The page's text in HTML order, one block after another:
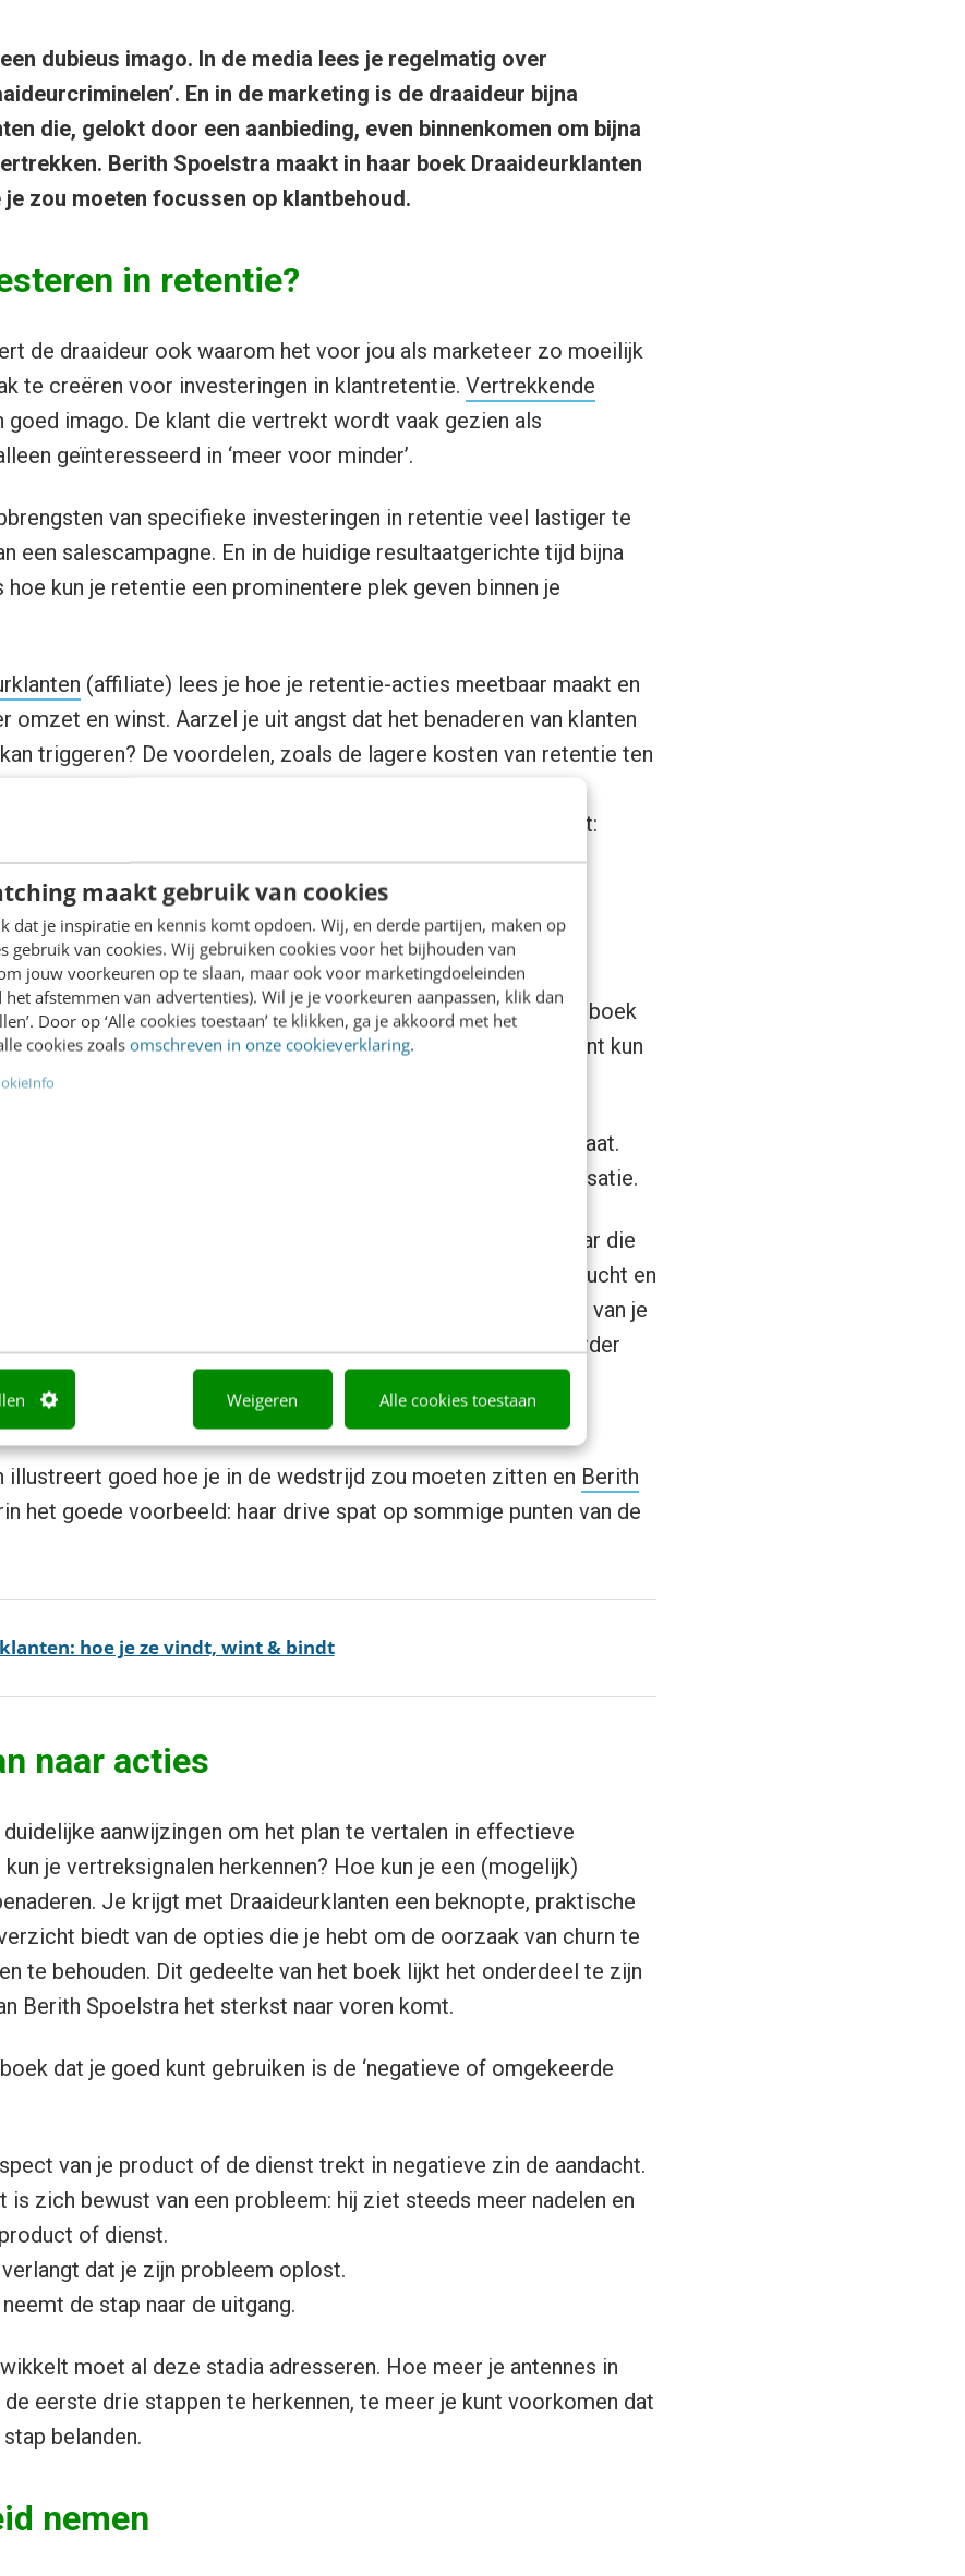
maakt gebruik van cookies
dat je inspiratie en kennis komt opdoen. Wij, en derde partijen, maken op
gebruik van cookies. Wij gebruiken cookies voor het bijhouden van
jouw voorkeuren op te slaan, maar ook voor marketingdoeleinden
afstemmen van advertenties). Wil je je voorkeuren aanpassen, klik dan
Door op ‘Alle cookies toestaan’ te klikken, ga je akkoord met het
cookies zoals omschreven in onze cookieverklaring.
Weigeren Alle cookies toestaan
dubieus imago. In de media lees je regelmatig over
En in de marketing is de draaideur bijna
die, gelokt door een aanbieding, even binnenkomen om bijna
Berith Spoelstra maakt in haar boek Draaideurklanten
zou moeten focussen op klantbehoud.
in retentie?
de draaideur ook waarom het voor jou als marketeer zo moeilijk
te creëren voor investeringen in klantretentie. Vertrekkende
goed imago. De klant die vertrekt wordt vaak gezien als
geïnteresseerd in ‘meer voor minder’.
van specifieke investeringen in retentie veel lastiger te
een salescampagne. En in de huidige resultaatgerichte tijd bijna
hoe kun je retentie een prominentere plek geven binnen je
(affiliate) lees je hoe je retentie-acties meetbaar maakt en
omzet en winst. Aarzel je uit angst dat het benaderen van klanten
triggeren? De voordelen, zoals de lagere kosten van retentie ten
en de noodzaak om zoveel mogelijk positieve ervaringen
zijn groter dan de nadelen. Het is ook een teameffort:
voor de hele organisatie en niet alleen een marketingtool.
houding
je op meer plekken vinden. De interessantste stukken in het boek
je helpen met de ‘gevoelskant’ van retentie. Die gevoelskant kun
externe en interne component:
de (mogelijk) vertrekkende klant een positief gevoel achterlaat.
en houding richting ontevreden klanten binnen de organisatie.
vaak op stuk loopt. Je kunt mooie plannen maken, maar die
gesprek met een klant wordt afgesloten met een diepe zucht en
In het boek lees je daarom veel over het meekrijgen van je
op een positieve grondhouding. Dat doe je vanuit het eerder
waarmee je je klanten waar mogelijk tevreden en
illustreert goed hoe je in de wedstrijd zou moeten zitten en Berith
het goede voorbeeld: haar drive spat op sommige punten van de
hoe je ze vindt, wint & bindt
naar acties
aanwijzingen om het plan te vertalen in effectieve
je vertreksignalen herkennen? Hoe kun je een (mogelijk)
Je krijgt met Draaideurklanten een beknopte, praktische
biedt van de opties die je hebt om de oorzaak van churn te
te behouden. Dit gedeelte van het boek lijkt het onderdeel te zijn
Berith Spoelstra het sterkst naar voren komt.
dat je goed kunt gebruiken is de ‘negatieve of omgekeerde
van je product of de dienst trekt in negatieve zin de aandacht.
is zich bewust van een probleem: hij ziet steeds meer nadelen en
of dienst.
dat je zijn probleem oplost.
de stap naar de uitgang.
moet al deze stadia adresseren. Hoe meer je antennes in
eerste drie stappen te herkennen, te meer je kunt voorkomen dat
belanden.
nemen